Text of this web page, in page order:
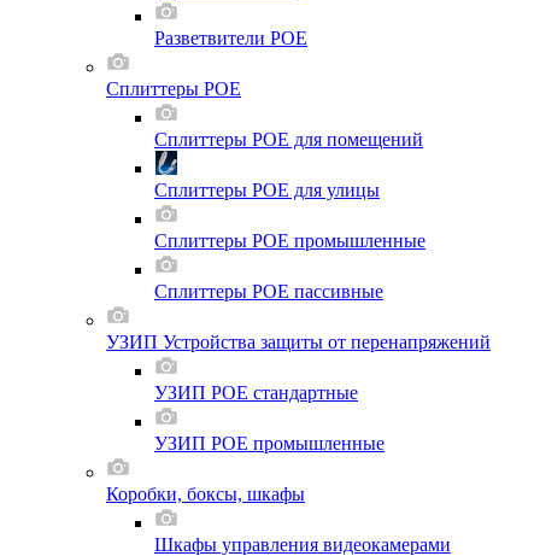
Разветвители POE
Сплиттеры POE
Сплиттеры POE для помещений
Сплиттеры POE для улицы
Сплиттеры POE промышленные
Сплиттеры POE пассивные
УЗИП Устройства защиты от перенапряжений
УЗИП POE стандартные
УЗИП POE промышленные
Коробки, боксы, шкафы
Шкафы управления видеокамерами